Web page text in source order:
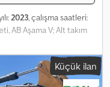
2023, çalışma saatleri:
AB Aşama V; Alt takım
mm genişliğinde, 46
sürücü koltuğu; LIDAT
ile kontrol edilen
koruma sağlayan
Küçük ilan